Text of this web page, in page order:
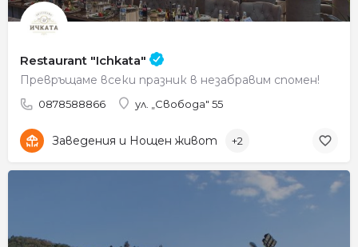
Restaurant "Ichkata"
Превръщаме всеки празник в незабравим спомен!
0878588866 ул. „Свобода" 55
Заведения и Нощен живот +2